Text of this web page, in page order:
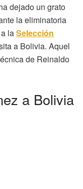
dejado un grato
la eliminatoria
laSelección
a Bolivia. Aquel
de Reinaldo
a Bolivia